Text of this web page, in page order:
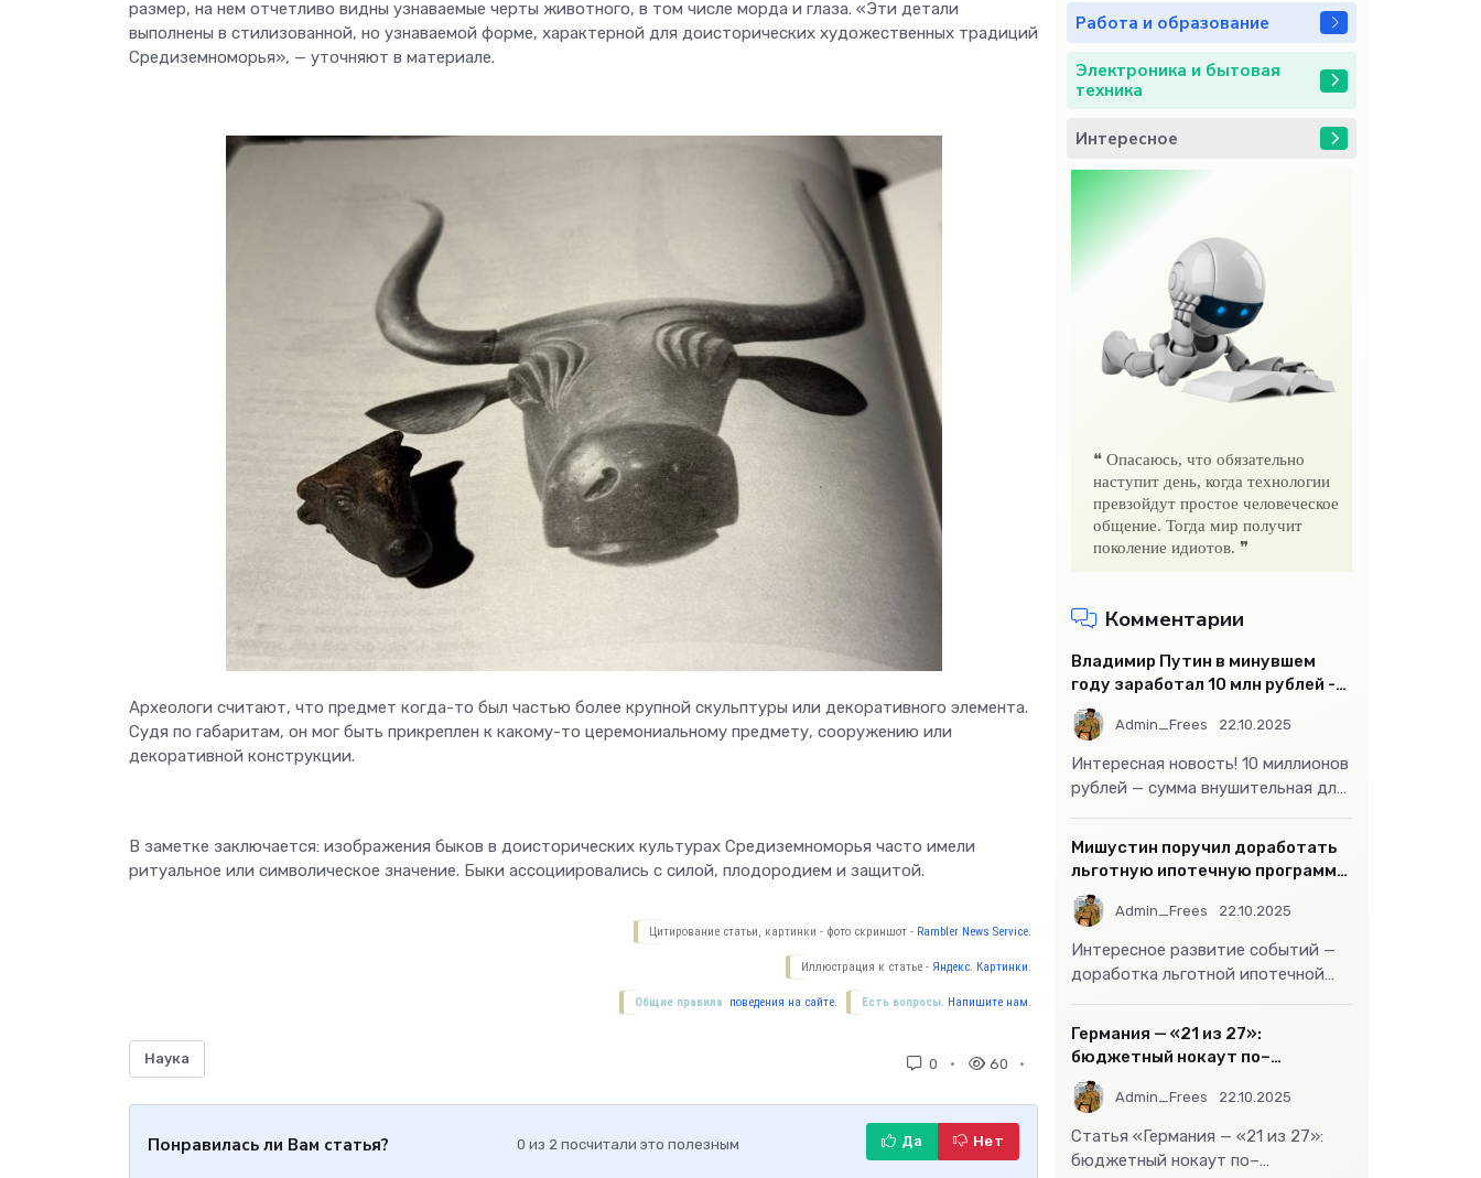
размер, на нем отчетливо видны узнаваемые черты животного, в том числе морда и глаза. «Эти детали
выполнены в стилизованной, но узнаваемой форме, характерной для доисторических художественных традиций
Средиземноморья», — уточняют в материале.
Археологи считают, что предмет когда-то был частью более крупной скульптуры или декоративного элемента.
Судя по габаритам, он мог быть прикреплен к какому-то церемониальному предмету, сооружению или
декоративной конструкции.
В заметке заключается: изображения быков в доисторических культурах Средиземноморья часто имели
ритуальное или символическое значение. Быки ассоциировались с силой, плодородием и защитой.
Цитирование статьи, картинки - фото скриншот - Rambler News Service.
Иллюстрация к статье - Яндекс. Картинки.
Есть вопросы. Напишите нам.
Общие правила поведения на сайте.
Наука 0 60
Понравилась ли Вам статья? 0 из 2посчитали это полезным Да Нет
Работа и образование
Электроника и бытовая
техника
Интересное
❝ Опасаюсь, что обязательно
наступит день, когда технологии
превзойдут простое человеческое
общение. Тогда мир получит
поколение идиотов. ❞
Комментарии
Владимир Путин в минувшем
году заработал 10 млн рублей -
«Бизнес»
Admin_Frees 22.10.2025
Интересная новость! 10 миллионов
рублей — сумма внушительная для
не
Мишустин поручил доработать
льготную ипотечную программу
- «Бизнес»
Admin_Frees 22.10.2025
Интересное развитие событий —
доработка льготной ипотечной
стать
Германия — «21 из 27»:
бюджетный нокаут по–
европейски
Admin_Frees 22.10.2025
Статья «Германия — «21 из 27»:
бюджетный нокаут по–